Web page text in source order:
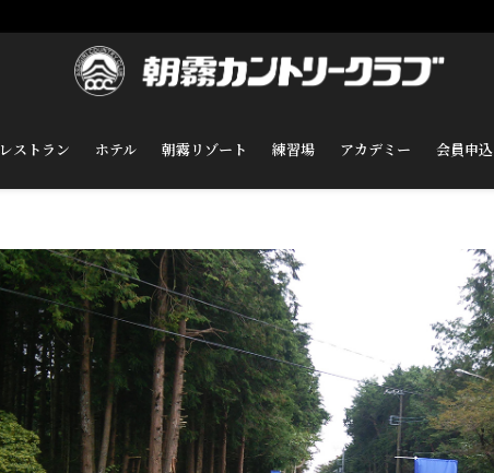
レストラン ホテル 朝霧リゾート 練習場 アカデミー 会員申込